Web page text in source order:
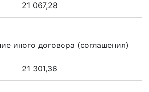
21 067,28
иного договора (соглашения)
21 301,36